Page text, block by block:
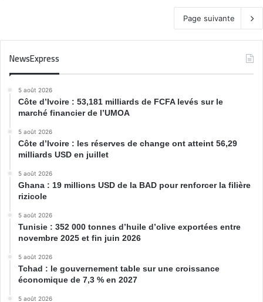
Page suivante
NewsExpress
5 août 2026
Côte d’Ivoire : 53,181 milliards de FCFA levés sur le
marché financier de l’UMOA
5 août 2026
Côte d’Ivoire : les réserves de change ont atteint 56,29
milliards USD en juillet
5 août 2026
Ghana : 19 millions USD de la BAD pour renforcer la filière
rizicole
5 août 2026
Tunisie : 352 000 tonnes d’huile d’olive exportées entre
novembre 2025 et fin juin 2026
5 août 2026
Tchad : le gouvernement table sur une croissance
économique de 7,3 % en 2027
5 août 2026